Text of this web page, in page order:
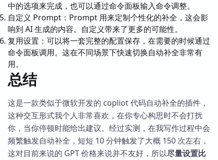
中的选项来完成，也可以通过命令面板输入命令调整。
自定义 Prompt：Prompt 用来定制个性化的补全，这会影
响到 AI 生成的内容。自定义带来了更多的可能性。
复用设置：可以将一套完整的配置保存，在需要的时候通过
命令面板调用。这在不同场景下快速切换自动补全非常有
用。
总结
这是一款类似于微软开发的 copliot 代码自动补全的插件，
这种交互形式我个人非常喜欢，在你专心构思时不会打扰
你，当你停顿时能给出建议。经过实测，在我写作过程中会
频繁触发自动补全，短短 10 分钟触发了大概 150 次左右，
这对目前来说的 GPT 价格来说并不友好，所以尽量设置比